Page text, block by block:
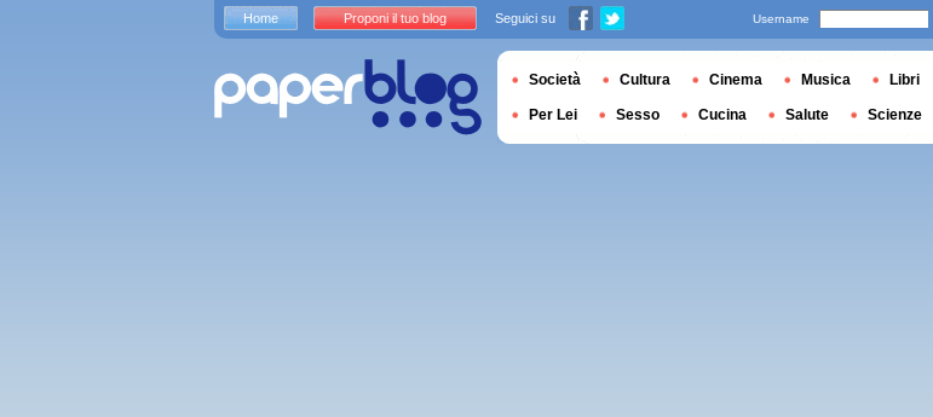
Home Proponi il tuo blog Seguici su Username
Società Cultura Cinema Musica Libri
Per Lei Sesso Cucina Salute Scienze